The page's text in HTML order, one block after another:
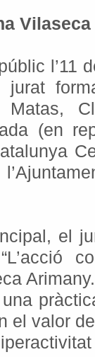
l’11
(en
el
el valor